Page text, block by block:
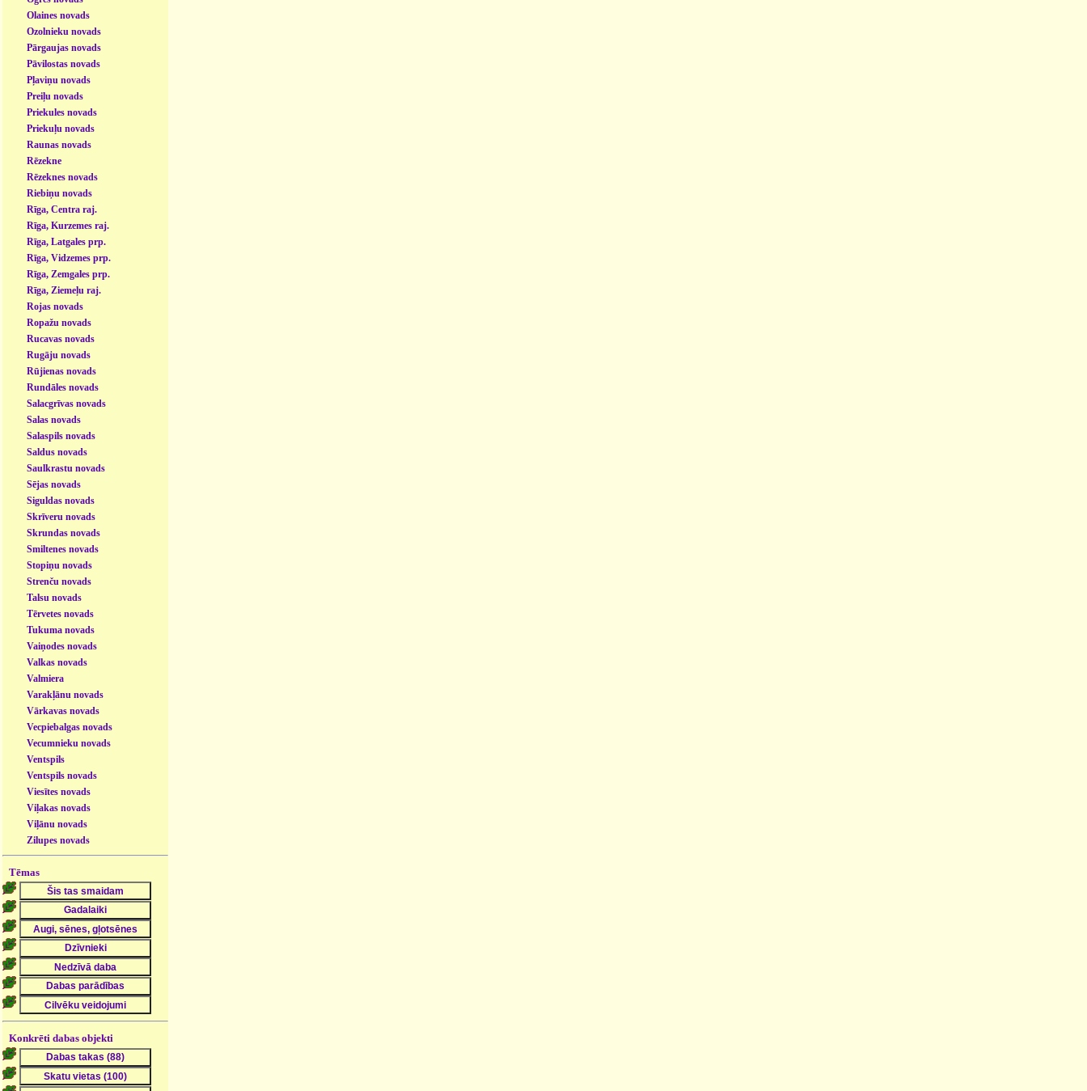
Olaines novads
Ozolnieku novads
Pārgaujas novads
Pāvilostas novads
Pļaviņu novads
Preiļu novads
Priekules novads
Priekuļu novads
Raunas novads
Rēzekne
Rēzeknes novads
Riebiņu novads
Rīga, Centra raj.
Rīga, Kurzemes raj.
Rīga, Latgales prp.
Rīga, Vidzemes prp.
Rīga, Zemgales prp.
Rīga, Ziemeļu raj.
Rojas novads
Ropažu novads
Rucavas novads
Rugāju novads
Rūjienas novads
Rundāles novads
Salacgrīvas novads
Salas novads
Salaspils novads
Saldus novads
Saulkrastu novads
Sējas novads
Siguldas novads
Skrīveru novads
Skrundas novads
Smiltenes novads
Stopiņu novads
Strenču novads
Talsu novads
Tērvetes novads
Tukuma novads
Vaiņodes novads
Valkas novads
Valmiera
Varakļānu novads
Vārkavas novads
Vecpiebalgas novads
Vecumnieku novads
Ventspils
Ventspils novads
Viesītes novads
Viļakas novads
Viļānu novads
Zilupes novads
Tēmas
Konkrēti dabas objekti